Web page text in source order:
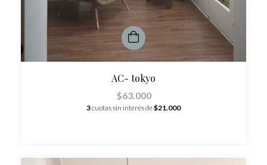
AC- tokyo
$63.000
3cuotas sin interés de$21.000